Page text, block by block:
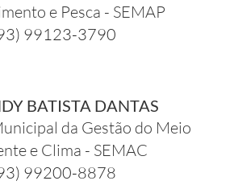
e Pesca - SEMAP
99123-3790
BATISTA DANTAS
da Gestão do Meio
e Clima - SEMAC
99200-8878